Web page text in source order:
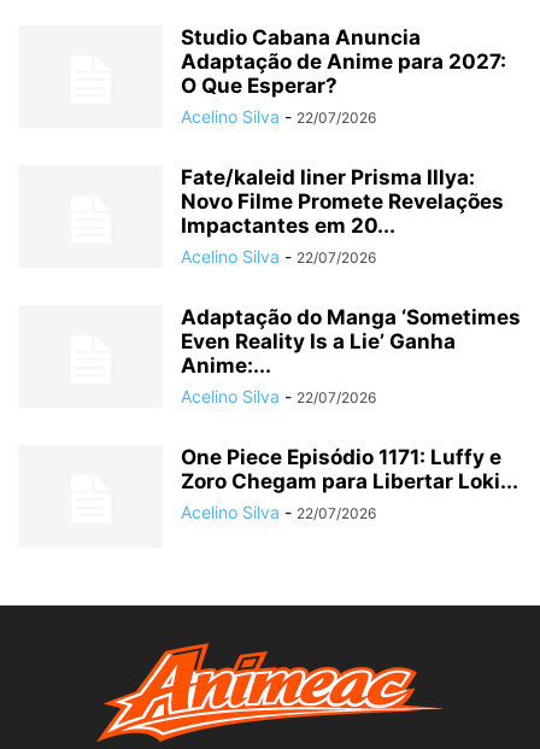
Studio Cabana Anuncia
Adaptação de Anime para 2027:
O Que Esperar?
Acelino Silva - 22/07/2026
Fate/kaleid liner Prisma Illya:
Novo Filme Promete Revelações
Impactantes em 20...
Acelino Silva - 22/07/2026
Adaptação do Manga ‘Sometimes
Even Reality Is a Lie’ Ganha
Anime:...
Acelino Silva - 22/07/2026
One Piece Episódio 1171: Luffy e
Zoro Chegam para Libertar Loki...
Acelino Silva - 22/07/2026